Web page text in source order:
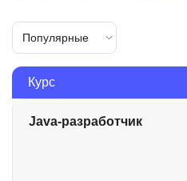
Популярные
Курс
Java-разработчик
Иностранные языки
Soft Skills
ДПО
Детям